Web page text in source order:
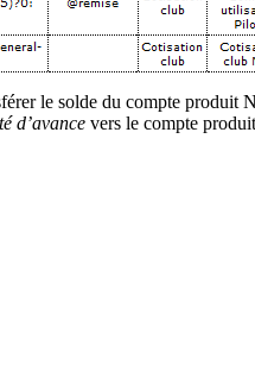
le solde du compte produit
d’avance vers le compte